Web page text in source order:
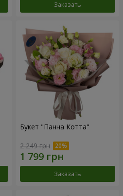
Заказать
Букет "Панна Котта"
2 249 грн
Заказать